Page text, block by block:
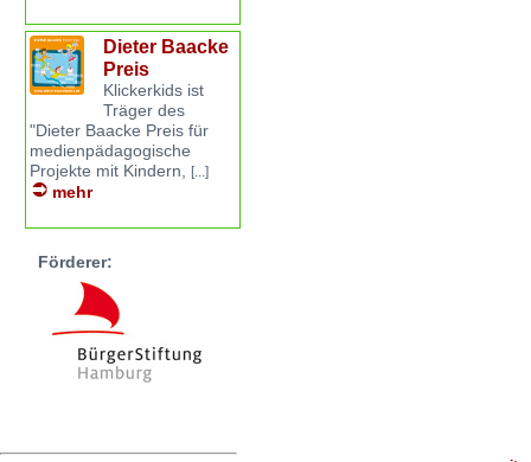
Dieter Baacke
Preis
Klickerkids ist
Träger des
"Dieter Baacke Preis für
medienpädagogische
Projekte mit Kindern, [...]
mehr
Förderer: